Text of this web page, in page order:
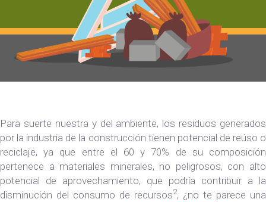
Para suerte nuestra y del ambiente, los residuos generados
por la industria de la construcción tienen potencial de reúso o
reciclaje, ya que entre el 60 y 70% de su composición
pertenece a materiales minerales, no peligrosos, con alto
potencial de aprovechamiento, que podría contribuir a la
disminución del consumo de recursos2, ¿no te parece una